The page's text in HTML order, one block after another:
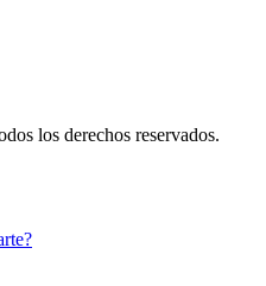
los derechos reservados.